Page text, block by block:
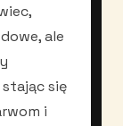
ale
się
i